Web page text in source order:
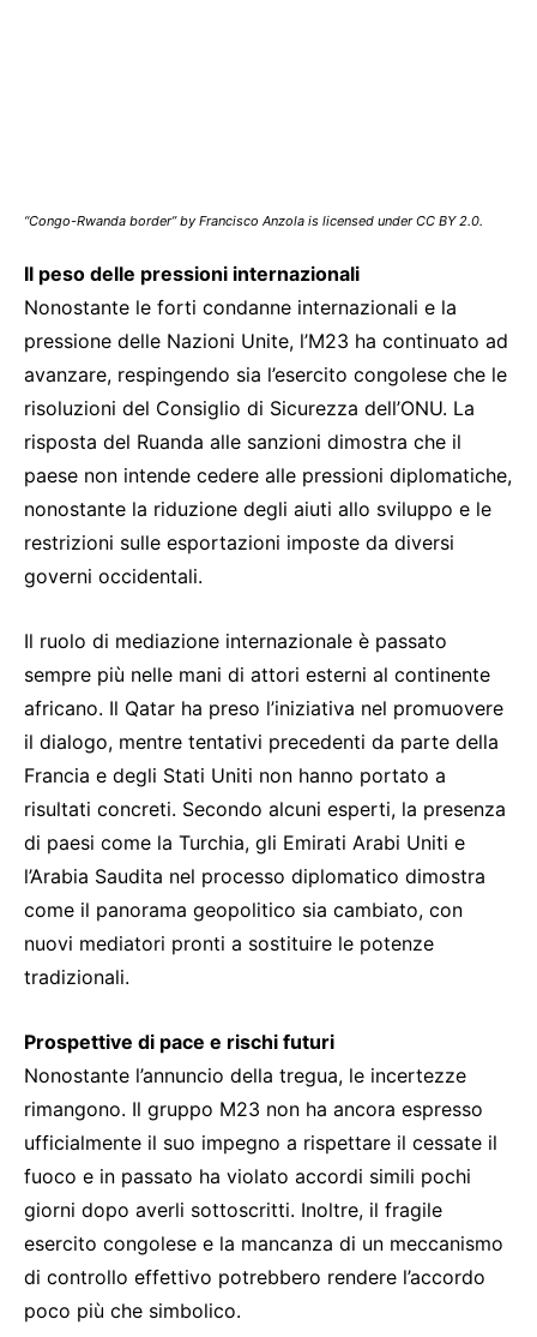
“Congo-Rwanda border” by Francisco Anzola is licensed under CC BY 2.0.
Il peso delle pressioni internazionali
Nonostante le forti condanne internazionali e la
pressione delle Nazioni Unite, l’M23 ha continuato ad
avanzare, respingendo sia l’esercito congolese che le
risoluzioni del Consiglio di Sicurezza dell’ONU. La
risposta del Ruanda alle sanzioni dimostra che il
paese non intende cedere alle pressioni diplomatiche,
nonostante la riduzione degli aiuti allo sviluppo e le
restrizioni sulle esportazioni imposte da diversi
governi occidentali.
Il ruolo di mediazione internazionale è passato
sempre più nelle mani di attori esterni al continente
africano. Il Qatar ha preso l’iniziativa nel promuovere
il dialogo, mentre tentativi precedenti da parte della
Francia e degli Stati Uniti non hanno portato a
risultati concreti. Secondo alcuni esperti, la presenza
di paesi come la Turchia, gli Emirati Arabi Uniti e
l’Arabia Saudita nel processo diplomatico dimostra
come il panorama geopolitico sia cambiato, con
nuovi mediatori pronti a sostituire le potenze
tradizionali.
Prospettive di pace e rischi futuri
Nonostante l’annuncio della tregua, le incertezze
rimangono. Il gruppo M23 non ha ancora espresso
ufficialmente il suo impegno a rispettare il cessate il
fuoco e in passato ha violato accordi simili pochi
giorni dopo averli sottoscritti. Inoltre, il fragile
esercito congolese e la mancanza di un meccanismo
di controllo effettivo potrebbero rendere l’accordo
poco più che simbolico.